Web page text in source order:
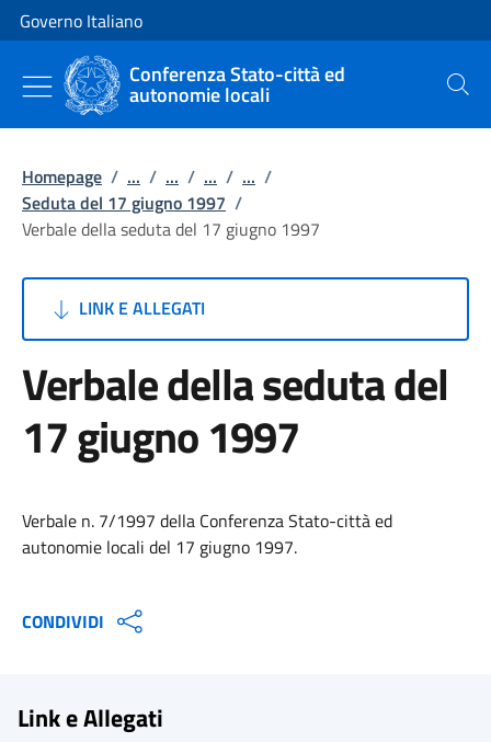
Vai al contenuto
Vai alla navigazione del sito
Governo Italiano
Conferenza Stato-città ed
autonomie locali Cerca
Homepage / ... / ... / ... / ... /
Seduta del 17 giugno 1997 /
Verbale della seduta del 17 giugno 1997
LINK E ALLEGATI
Verbale della seduta del
17 giugno 1997
Verbale n. 7/1997 della Conferenza Stato-città ed
autonomie locali del 17 giugno 1997.
CONDIVIDI
Link e Allegati